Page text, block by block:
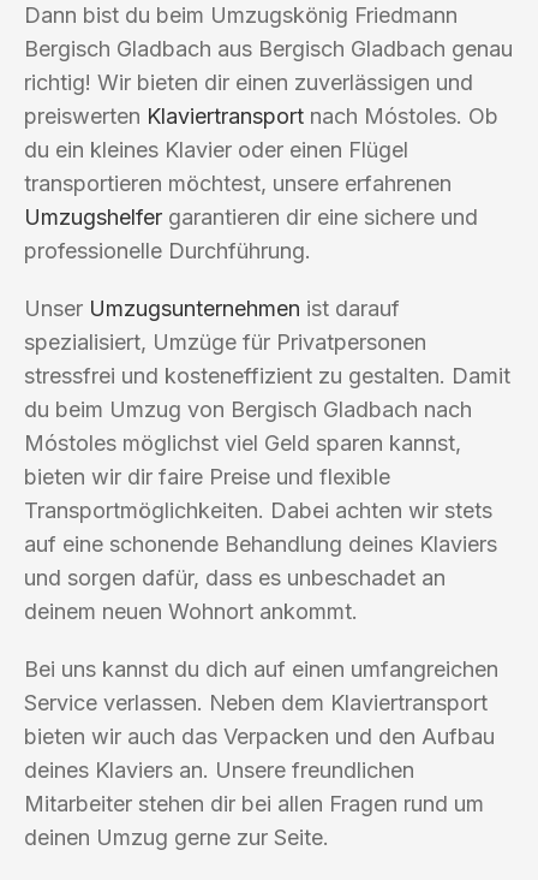
Dann bist du beim Umzugskönig Friedmann
Bergisch Gladbach aus Bergisch Gladbach genau
richtig! Wir bieten dir einen zuverlässigen und
preiswerten Klaviertransport nach Móstoles. Ob
du ein kleines Klavier oder einen Flügel
transportieren möchtest, unsere erfahrenen
Umzugshelfer garantieren dir eine sichere und
professionelle Durchführung.
Unser Umzugsunternehmen ist darauf
spezialisiert, Umzüge für Privatpersonen
stressfrei und kosteneffizient zu gestalten. Damit
du beim Umzug von Bergisch Gladbach nach
Móstoles möglichst viel Geld sparen kannst,
bieten wir dir faire Preise und flexible
Transportmöglichkeiten. Dabei achten wir stets
auf eine schonende Behandlung deines Klaviers
und sorgen dafür, dass es unbeschadet an
deinem neuen Wohnort ankommt.
Bei uns kannst du dich auf einen umfangreichen
Service verlassen. Neben dem Klaviertransport
bieten wir auch das Verpacken und den Aufbau
deines Klaviers an. Unsere freundlichen
Mitarbeiter stehen dir bei allen Fragen rund um
deinen Umzug gerne zur Seite.